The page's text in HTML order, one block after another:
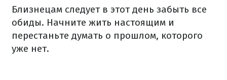
Близнецам следует в этот день забыть все
обиды. Начните жить настоящим и
перестаньте думать о прошлом, которого
уже нет.